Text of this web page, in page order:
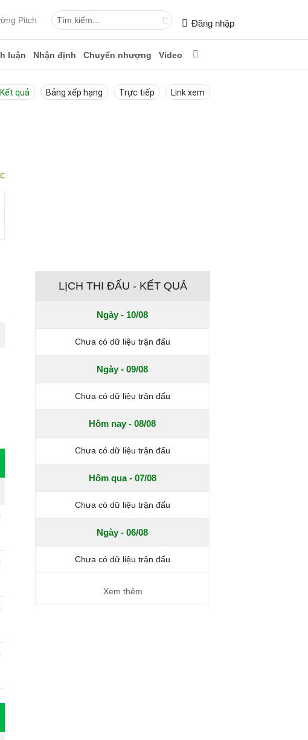
Pitch Đăng nhập
luận Nhận định Chuyển nhượng Video
Kết quả Bảng xếp hạng Trực tiếp Link xem
LỊCH THI ĐẤU - KẾT QUẢ
Ngày - 10/08
Chưa có dữ liệu trận đấu
Ngày - 09/08
Chưa có dữ liệu trận đấu
Hôm nay - 08/08
Chưa có dữ liệu trận đấu
Hôm qua - 07/08
Chưa có dữ liệu trận đấu
Ngày - 06/08
Chưa có dữ liệu trận đấu
Xem thêm